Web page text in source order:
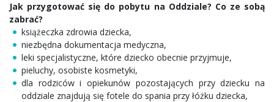
Jak przygotować się do pobytu na Oddziale? Co ze sobą
zabrać?
książeczka zdrowia dziecka,
niezbędna dokumentacja medyczna,
leki specjalistyczne, które dziecko obecnie przyjmuje,
pieluchy, osobiste kosmetyki,
dla rodziców i opiekunów pozostających przy dziecku na
oddziale znajdują się fotele do spania przy łóżku dziecka,